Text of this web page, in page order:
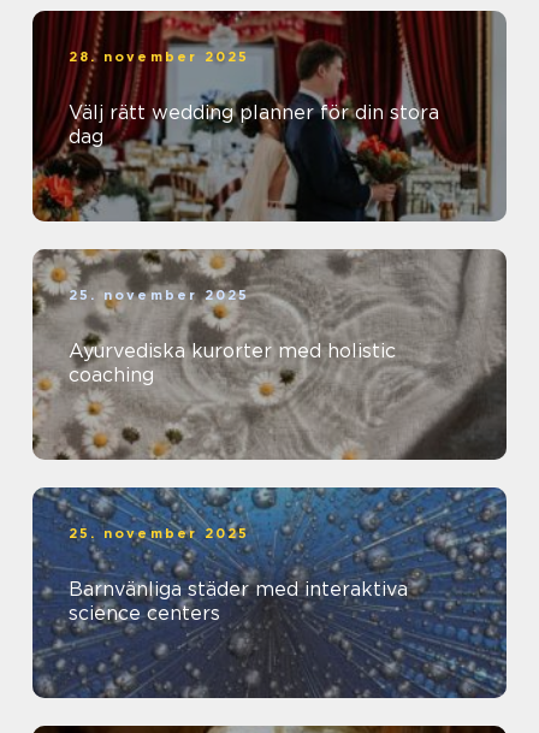
28. november 2025
Välj rätt wedding planner för din stora
dag
25. november 2025
Ayurvediska kurorter med holistic
coaching
25. november 2025
Barnvänliga städer med interaktiva
science centers